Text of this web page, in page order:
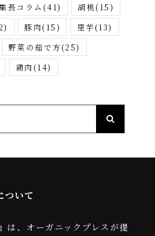
長コラム (41) 胡桃(15)
豚肉(15) 里芋(13)
野菜の茹で方(25)
鶏肉(14)
いて
は、オーガニックプレスが提